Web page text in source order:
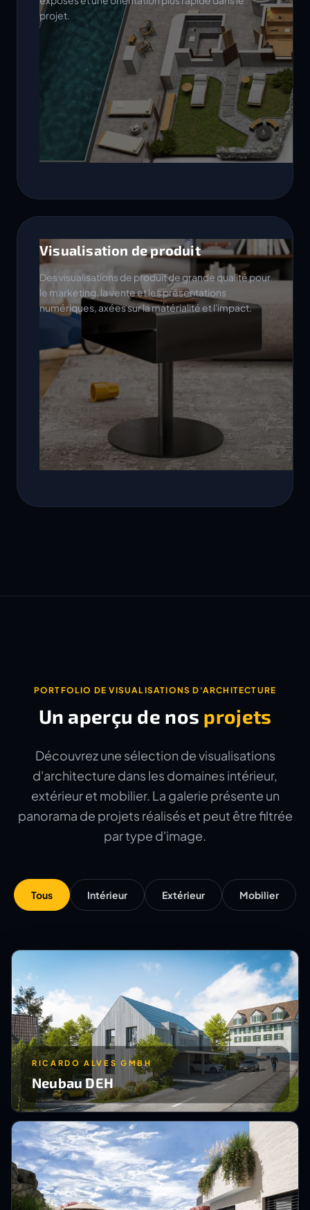
projet.
Visualisation de produit
Des visualisations de produit de grande qualité pour
le marketing, la vente et les présentations
numériques, axées sur la matérialité et l'impact.
PORTFOLIO DE VISUALISATIONS D'ARCHITECTURE
Un aperçu de nos projets
Découvrez une sélection de visualisations
d'architecture dans les domaines intérieur,
extérieur et mobilier. La galerie présente un
panorama de projets réalisés et peut être filtrée
par type d'image.
Tous Intérieur Extérieur Mobilier
RICARDO ALVES GMBH
Neubau DEH